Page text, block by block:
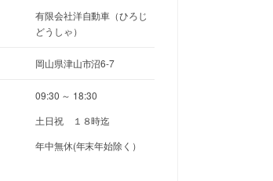
有限会社洋自動車（ひろじ
どうしゃ）
岡山県津山市沼6-7
09:30 ～ 18:30
土日祝 １８時迄
年中無休(年末年始除く）